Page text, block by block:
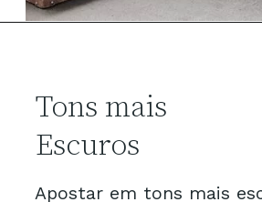
Apostar em tons mais
Tons mais
Escuros